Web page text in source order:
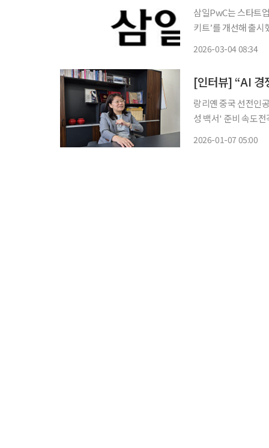
삼일PwC는 스타트
키트’를 개선해 출
2026-03-04 08:34
랑리옌 중국 선전인
성 백서' 준비 속도
2026-01-07 05:00